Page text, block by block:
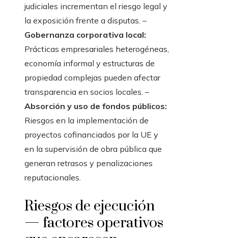
judiciales incrementan el riesgo legal y
la exposición frente a disputas. –
Gobernanza corporativa local:
Prácticas empresariales heterogéneas,
economía informal y estructuras de
propiedad complejas pueden afectar
transparencia en socios locales. –
Absorción y uso de fondos públicos:
Riesgos en la implementación de
proyectos cofinanciados por la UE y
en la supervisión de obra pública que
generan retrasos y penalizaciones
reputacionales.
Riesgos de ejecución
— factores operativos